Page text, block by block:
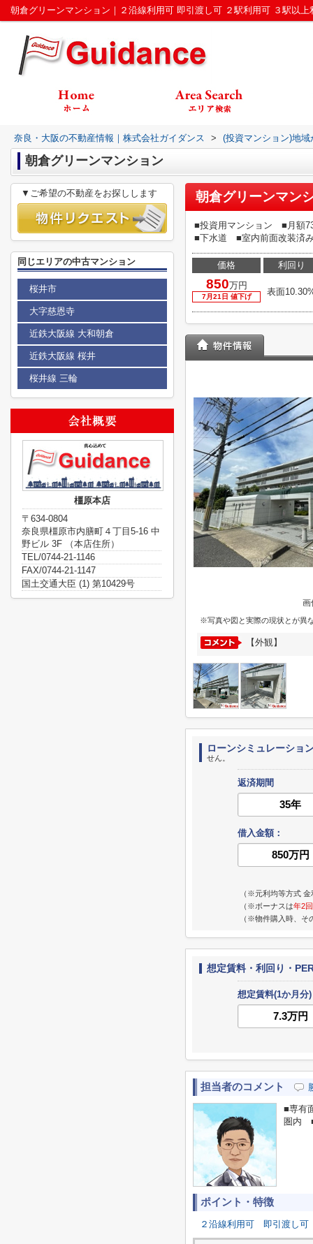
奈良・大阪の不動産情報｜株式会社ガイダンス > (投資マンション)地域
朝倉グリーンマンション
朝倉グリーンマン
■投資用マンション ■月額
■下水道 ■室内前面改装済
価格
850万円
7月21日 値下げ
利回り
表面
画
※写真や図と実際の現状とが異
【外観】
ローンシミュレーショ
せん。
返済期間
借入金額：
（※元利均等方式 金
（※ボーナスは年2回
（※物件購入時、そ
想定賃料・利回り・
想定賃料(1か月分)
担当者のコメント
■専有
圏内
ポイント・特徴
２沿線利用可 即引渡し可
▼ご希望の不動産をお探しします
同じエリアの中古マンション
桜井市
大字慈恩寺
近鉄大阪線 大和朝倉
近鉄大阪線 桜井
桜井線 三輪
橿原本店
〒634-0804
奈良県橿原市内膳町４丁目5-16 中
野ビル 3F （本店住所）
TEL/0744-21-1146
FAX/0744-21-1147
国土交通大臣 (1) 第10429号